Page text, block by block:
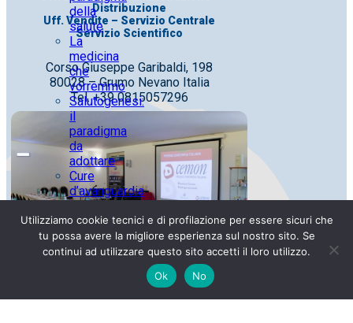
della
salute
La
medicina
che
vorremmo
Salutogenesi:
il
paradigma
da
adottare
Cure
d’avanguardia
su
conoscenze
antiche
vocazione
Distribuzione
Uff. Vendite – Servizio Centrale
Servizio Scientifico
Corso Giuseppe Garibaldi, 198
80028 – Grumo Nevano Italia
Tel. +39 0815057296
Utilizziamo cookie tecnici e di profilazione per essere sicuri che
tu possa avere la migliore esperienza sul nostro sito. Se
continui ad utilizzare questo sito accetti il loro utilizzo.
Ok
No